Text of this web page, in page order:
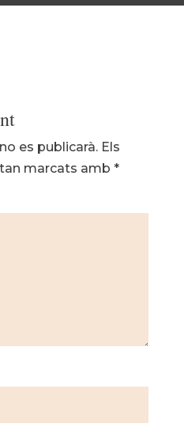
es publicarà. Els
marcats amb *